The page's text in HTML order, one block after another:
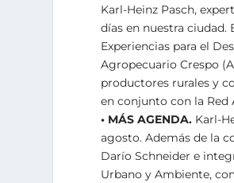
Karl-Heinz Pasch,
días en nuestra ciudad.
Experiencias para el
Agropecuario Crespo
productores rurales y
en conjunto con la
• MÁS AGENDA. Karl-
agosto. Además de la
Darío Schneider e
Urbano y Ambiente,